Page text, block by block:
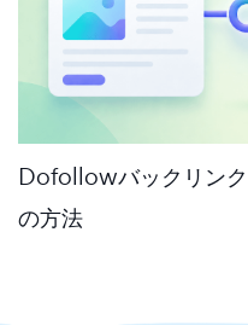
Dofollowバックリン
の方法